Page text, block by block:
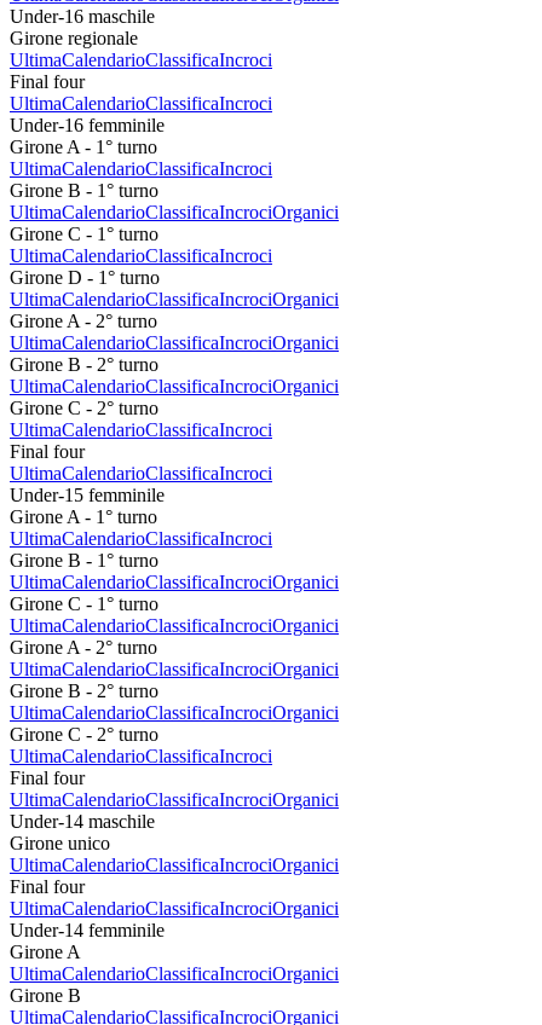
Under-16 maschile
Girone regionale
UltimaCalendarioClassificaIncroci
Final four
UltimaCalendarioClassificaIncroci
Under-16 femminile
Girone A - 1° turno
UltimaCalendarioClassificaIncroci
Girone B - 1° turno
UltimaCalendarioClassificaIncrociOrganici
Girone C - 1° turno
UltimaCalendarioClassificaIncroci
Girone D - 1° turno
UltimaCalendarioClassificaIncrociOrganici
Girone A - 2° turno
UltimaCalendarioClassificaIncrociOrganici
Girone B - 2° turno
UltimaCalendarioClassificaIncrociOrganici
Girone C - 2° turno
UltimaCalendarioClassificaIncroci
Final four
UltimaCalendarioClassificaIncroci
Under-15 femminile
Girone A - 1° turno
UltimaCalendarioClassificaIncroci
Girone B - 1° turno
UltimaCalendarioClassificaIncrociOrganici
Girone C - 1° turno
UltimaCalendarioClassificaIncrociOrganici
Girone A - 2° turno
UltimaCalendarioClassificaIncrociOrganici
Girone B - 2° turno
UltimaCalendarioClassificaIncrociOrganici
Girone C - 2° turno
UltimaCalendarioClassificaIncroci
Final four
UltimaCalendarioClassificaIncrociOrganici
Under-14 maschile
Girone unico
UltimaCalendarioClassificaIncrociOrganici
Final four
UltimaCalendarioClassificaIncrociOrganici
Under-14 femminile
Girone A
UltimaCalendarioClassificaIncrociOrganici
Girone B
UltimaCalendarioClassificaIncrociOrganici